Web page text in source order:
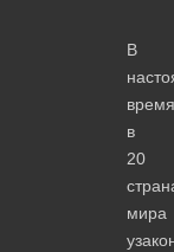
В
время
в
20
мира